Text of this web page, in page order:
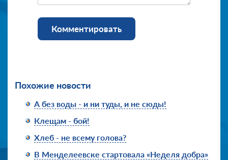
Комментировать
Похожие новости
А без воды - и ни туды, и не сюды!
Клещам - бой!
Хлеб - не всему голова?
В Менделеевске стартовала «Неделя добра»